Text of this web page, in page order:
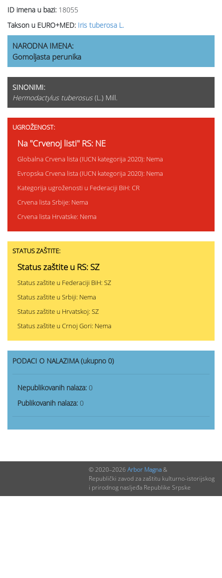
ID imena u bazi: 18055
Takson u EURO+MED: Iris tuberosa L.
NARODNA IMENA:
Gomoljasta perunika
SINONIMI:
Hermodactylus tuberosus (L.) Mill.
UGROŽENOST:
Na "Crvenoj listi" RS: NE
Globalna Crvena lista (IUCN kategorija 2020): Nema
Evropska Crvena lista (IUCN kategorija 2020): Nema
Kategorija ugroženosti u Federaciji BiH: CR
Crvena lista Srbije: Nema
Crvena lista Hrvatske: Nema
STATUS ZAŠTITE:
Status zaštite u RS: SZ
Status zaštite u Federaciji BiH: SZ
Status zaštite u Srbiji: Nema
Status zaštite u Hrvatskoj: SZ
Status zaštite u Crnoj Gori: Nema
PODACI O NALAZIMA (ukupno 0)
Nepublikovanih nalaza: 0
Publikovanih nalaza: 0
© 2020–2026 Arbor Magna&
Republički zavod za zaštitu kulturno-istorijskog
i prirodnog nasljeđa Republike Srpske